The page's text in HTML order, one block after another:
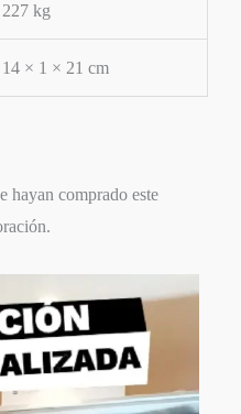
227 kg
14 × 1 × 21 cm
hayan comprado este